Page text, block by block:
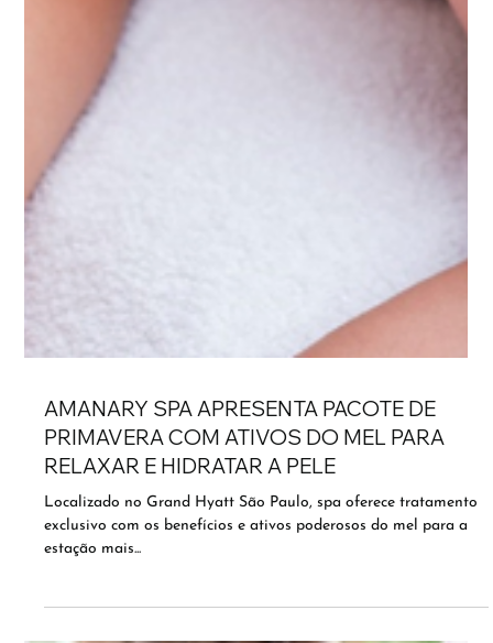
AMANARY SPA APRESENTA PACOTE DE
PRIMAVERA COM ATIVOS DO MEL PARA